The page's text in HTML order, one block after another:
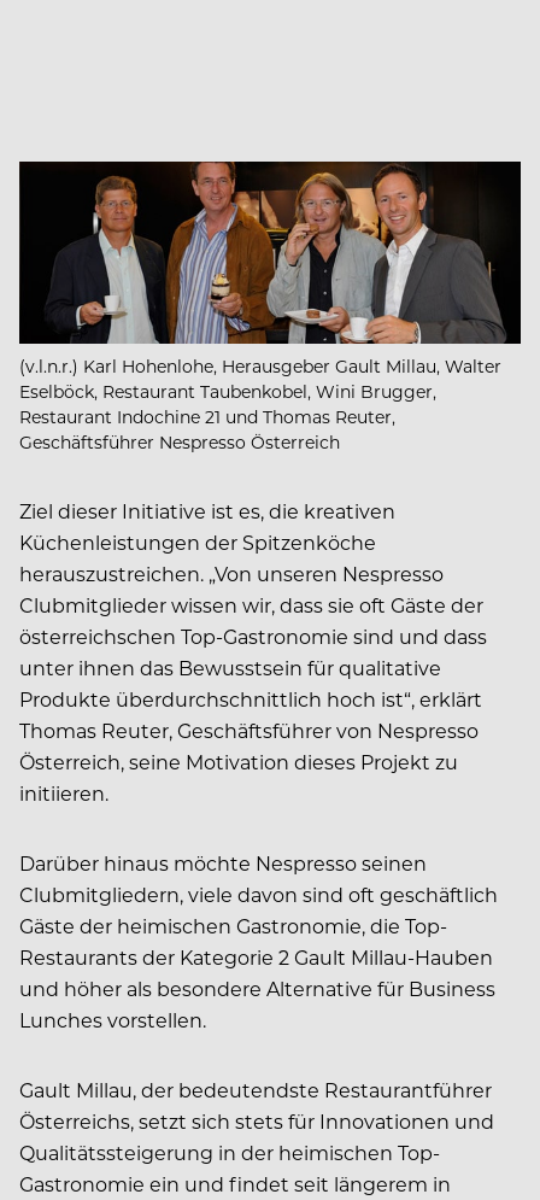
(v.l.n.r.) Karl Hohenlohe, Herausgeber Gault Millau, Walter
Eselböck, Restaurant Taubenkobel, Wini Brugger,
Restaurant Indochine 21 und Thomas Reuter,
Geschäftsführer Nespresso Österreich
Ziel dieser Initiative ist es, die kreativen
Küchenleistungen der Spitzenköche
herauszustreichen. „Von unseren Nespresso
Clubmitglieder wissen wir, dass sie oft Gäste der
österreichschen Top-Gastronomie sind und dass
unter ihnen das Bewusstsein für qualitative
Produkte überdurchschnittlich hoch ist“, erklärt
Thomas Reuter, Geschäftsführer von Nespresso
Österreich, seine Motivation dieses Projekt zu
initiieren.
Darüber hinaus möchte Nespresso seinen
Clubmitgliedern, viele davon sind oft geschäftlich
Gäste der heimischen Gastronomie, die Top-
Restaurants der Kategorie 2 Gault Millau-Hauben
und höher als besondere Alternative für Business
Lunches vorstellen.
Gault Millau, der bedeutendste Restaurantführer
Österreichs, setzt sich stets für Innovationen und
Qualitätssteigerung in der heimischen Top-
Gastronomie ein und findet seit längerem in